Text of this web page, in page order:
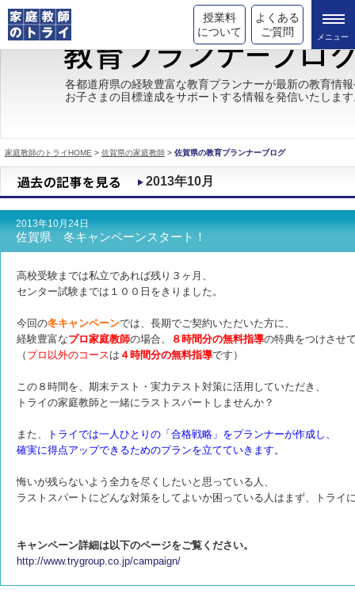
授業料
について
よくある
ご質問
トライの教育理念
成績が上がる理由
都道府県別情報
合格体験談
キャンペーン情報
各都道府県の経験豊富な教育プランナーが最新の教育情
お子さまの目標達成をサポートする情報を発信いたしま
家庭教師のトライHOME > 佐賀県の家庭教師 > 佐賀県の教育プランナーブログ
2013年10月
2013年10月24日
佐賀県 冬キャンペーンスタート！
高校受験までは私立であれば残り３ヶ月、
センター試験までは１００日をきりました。
今回の冬キャンペーンでは、長期でご契約いただいた方に、
経験豊富なプロ家庭教師の場合、 ８時間分の無料指導の特典をつけさせ
（ プロ以外のコースは ４時間分の無料指導です）
この８時間を、期末テスト・実力テスト対策に活用していただき、
トライの家庭教師と一緒にラストスパートしませんか？
また、
トライでは一人ひとりの「合格戦略」をプランナーが作成し、
確実に得点アップできるためのプランを立てていきます。
悔いが残らないよう全力を尽くしたいと思っている人、
ラストスパートにどんな対策をしてよいか困っている人はまず、トライ
キャンペーン詳細は以下のページをご覧ください。
http://www.trygroup.co.jp/campaign/